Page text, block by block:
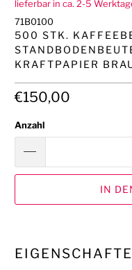
lieferbar in ca. 2-5
71B0100
500 STK.
KRAFTPAPIER
€150,00
Anzahl
IN